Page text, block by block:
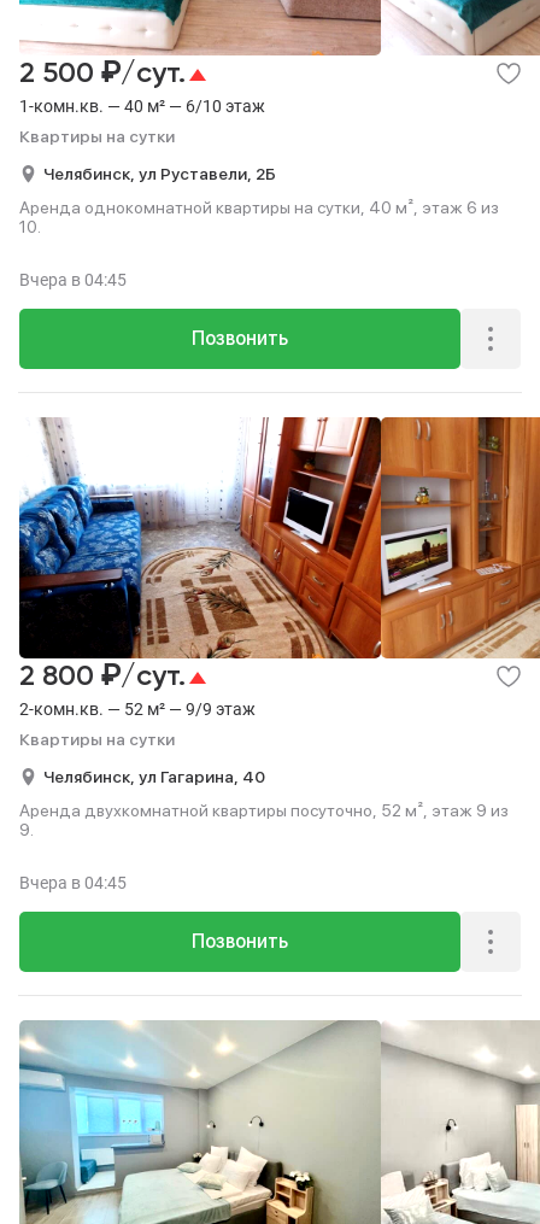
1-комн.кв. — 40 м² — 6/10 этаж
Квартиры на сутки
2 500 ₽/сут.
Челябинск, ул Руставели, 2Б
Аренда однокомнатной квартиры на сутки, 40 м², этаж 6 из
10.
Позвонить
Вчера в 04:45
2-комн.кв. — 52 м² — 9/9 этаж
Квартиры на сутки
2 800 ₽/сут.
Челябинск, ул Гагарина, 40
Аренда двухкомнатной квартиры посуточно, 52 м², этаж 9 из
9.
Позвонить
Вчера в 04:45